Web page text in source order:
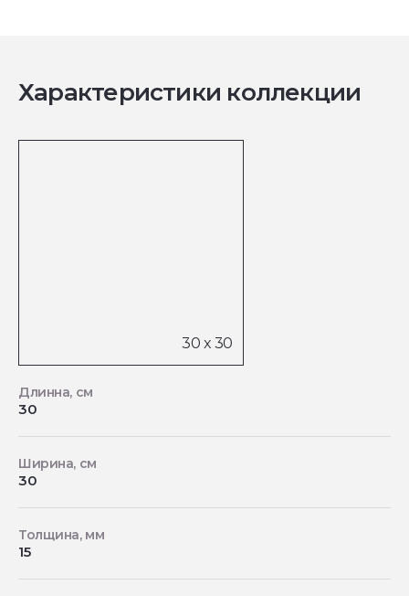
Характеристики коллекции
Длинна, см
30
Ширина, см
30
Толщина, мм
15